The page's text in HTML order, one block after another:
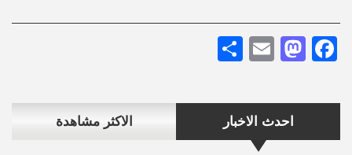
احدث الاخبار الاكثر مشاهدة
Facebook
Mastodon
Email